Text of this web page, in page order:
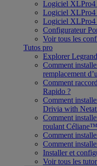
Logiciel XLPro4
Logiciel XLPro4
Logiciel XLPro4
Configurateur
Voir tous les
Tutos pro
Explorer
Comment
remplacement
Comment
Rapido ?
Comment
Drivia with
Comment
roulant
Comment
Comment
Installer et
Voir tous les